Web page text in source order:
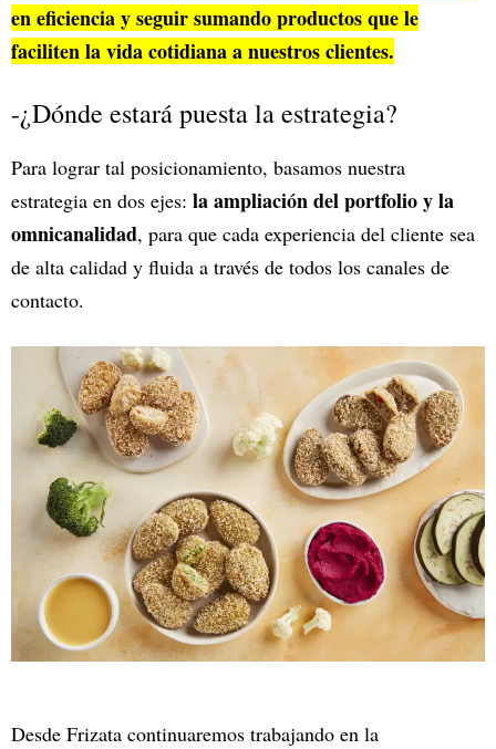
en eficiencia y seguir sumando productos que le
faciliten la vida cotidiana a nuestros clientes.
-¿Dónde estará puesta la estrategia?
Para lograr tal posicionamiento, basamos nuestra
estrategia en dos ejes: la ampliación del portfolio y la
omnicanalidad, para que cada experiencia del cliente sea
de alta calidad y fluida a través de todos los canales de
contacto.
Desde Frizata continuaremos trabajando en la